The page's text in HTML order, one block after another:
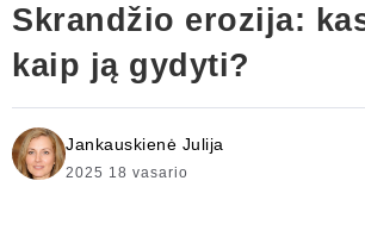
Skrandžio erozija:
kaip ją gydyti?
Jankauskienė Julija
2025 18 vasario